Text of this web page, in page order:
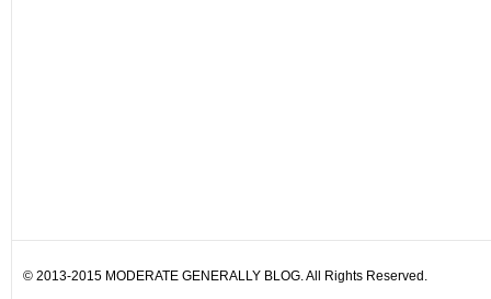
© 2013-2015 MODERATE GENERALLY BLOG. All Rights Reserved.